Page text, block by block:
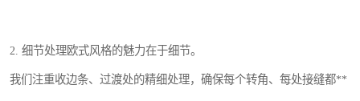
2. 细节处理欧式风格的魅力在于细节。
我们注重收边条、过渡处的精细处理，确保每个转角、每处接缝都**